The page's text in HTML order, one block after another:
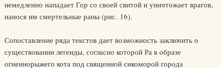
немедленно нападает Гор со своей свитой и уничтожает врагов,
нанося им смертельные раны (рис. 16).
Сопоставление ряда текстов дает возможность заключить о
существовании легенды, согласно которой Ра в образе
огненнорыжего кота под священной сикоморой города